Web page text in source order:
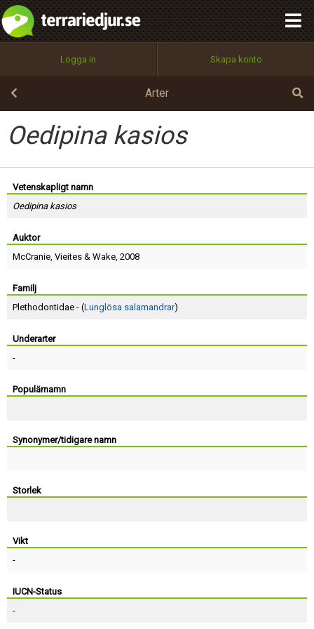
Logga in Skapa konto
Arter
Oedipina kasios
Vetenskapligt namn
Oedipina kasios
Auktor
McCranie, Vieites & Wake, 2008
Familj
Plethodontidae - (Lunglösa salamandrar)
Underarter
-
Populärnamn
Synonymer/tidigare namn
Storlek
Vikt
-
IUCN-Status
-
Utför
100%
OK
integritetspolicy
Namn:
Epost:
Användarnamn:
Lösenord:
Terms of Service
Skapa konto
Begär nytt lösenord
Tillbaka till förstasidan